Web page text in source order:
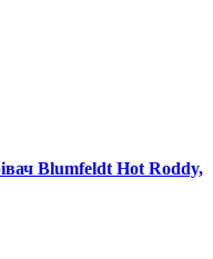
Blumfeldt Hot Roddy,